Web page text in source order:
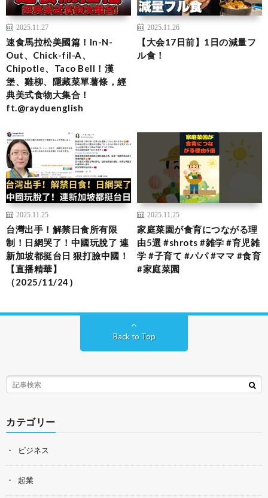
2025.11.27
速食馬拉松美國篇！In-N-
Out、Chick-fil-A、
Chipotle、Taco Bell！漢
堡、雞柳、隱藏菜單薯條，經
典美式食物大集合！
ft.@rayduenglish
2025.11.26
【大会17日前】1日の減量フ
ル食！
2025.11.25
台灣出手！解禁日食所有限
制！日網哭了！中國玩脫了 連
新加坡都挺台日 狠打臉中國！
【直播精華】
（2025/11/24）
2025.11.25
家庭菜園が食育につながる理
由5選 #shrots #雑学 #育児雑
学 #子育て #パパ #ママ #食育
#家庭菜園
Back to Top
カテゴリー
ビジネス
起業